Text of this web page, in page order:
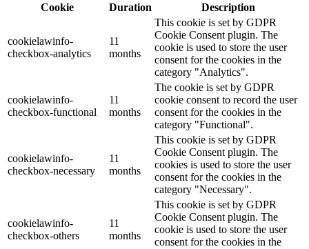
Cookie
Duration Description
cookielawinfo-
checkbox-analytics
11
months
This cookie is set by GDPR
Cookie Consent plugin. The
cookie is used to store the user
consent for the cookies in the
category "Analytics".
cookielawinfo-
checkbox-functional
11
months
The cookie is set by GDPR
cookie consent to record the user
consent for the cookies in the
category "Functional".
cookielawinfo-
checkbox-necessary
11
months
This cookie is set by GDPR
Cookie Consent plugin. The
cookies is used to store the user
consent for the cookies in the
category "Necessary".
cookielawinfo-
checkbox-others
11
months
This cookie is set by GDPR
Cookie Consent plugin. The
cookie is used to store the user
consent for the cookies in the